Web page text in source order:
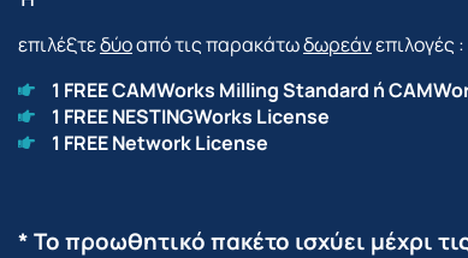
επιλέξτεδύοαπό τις παρακάτωδωρεάνεπιλογές:
1 FREE CAMWorks Milling Standard ή
1 FREE NESTINGWorks License
1 FREE Network License
* Το προωθητικό πακέτο ισχύει μέχρι